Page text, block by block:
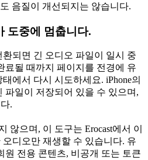
음질이 개선되지는 않습니다.
도중에 멈춥니다.
되면 긴 오디오 파일이 일시 중
료될 때까지 페이지를 전경에 유
에서 다시 시도하세요. iPhone의
파일이 저장되어 있을 수 있으며,
.
않으며, 이 도구는 Erocast에서 이
디오만 재생할 수 있습니다. 유
원 전용 콘텐츠, 비공개 또는 토큰